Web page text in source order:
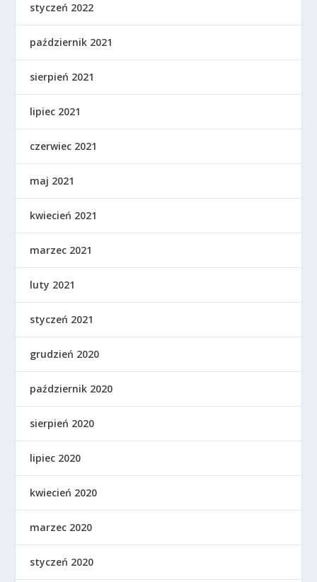
styczeń 2022
październik 2021
sierpień 2021
lipiec 2021
czerwiec 2021
maj 2021
kwiecień 2021
marzec 2021
luty 2021
styczeń 2021
grudzień 2020
październik 2020
sierpień 2020
lipiec 2020
kwiecień 2020
marzec 2020
styczeń 2020